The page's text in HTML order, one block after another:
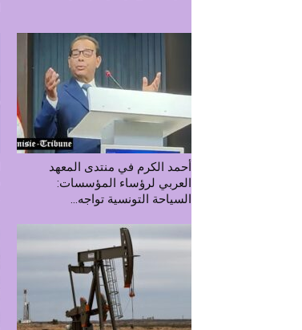
أحمد الكرم في منتدى المعهد
العربي لرؤساء المؤسسات:
السياحة التونسية تواجه...